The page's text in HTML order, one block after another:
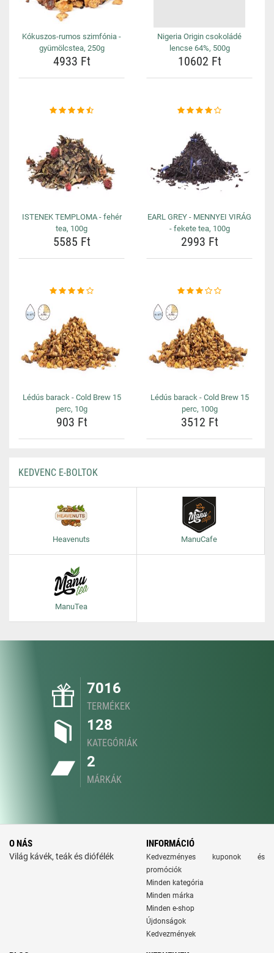
Kókuszos-rumos szimfónia -
gyümölcstea, 250g
4933 Ft
Nigeria Origin csokoládé
lencse 64%, 500g
10602 Ft
ISTENEK TEMPLOMA - fehér
tea, 100g
5585 Ft
EARL GREY - MENNYEI VIRÁG
- fekete tea, 100g
2993 Ft
Lédús barack - Cold Brew 15
perc, 10g
903 Ft
Lédús barack - Cold Brew 15
perc, 100g
3512 Ft
KEDVENC E-BOLTOK
Heavenuts ManuCafe
ManuTea
7016
TERMÉKEK
128
KATEGÓRIÁK
2
MÁRKÁK
O NÁS
Világ kávék, teák és diófélék
INFORMÁCIÓ
Kedvezményes kuponok és
promóciók
Minden kategória
Minden márka
Minden e-shop
Újdonságok
Kedvezmények